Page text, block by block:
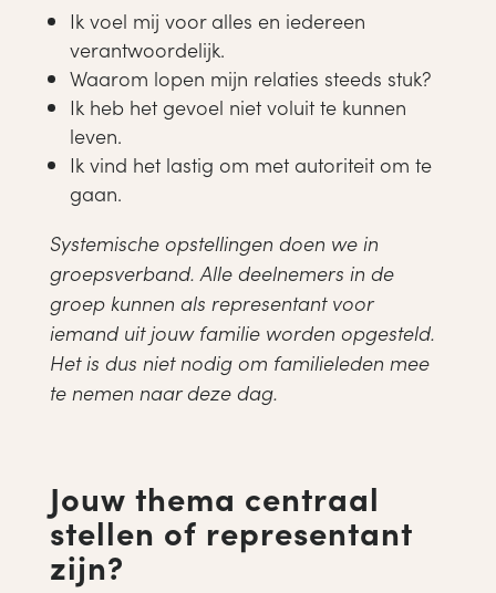
Ik voel mij voor alles en iedereen
verantwoordelijk.
Waarom lopen mijn relaties steeds stuk?
Ik heb het gevoel niet voluit te kunnen
leven.
Ik vind het lastig om met autoriteit om te
gaan.
Systemische opstellingen doen we in
groepsverband. Alle deelnemers in de
groep kunnen als representant voor
iemand uit jouw familie worden opgesteld.
Het is dus niet nodig om familieleden mee
te nemen naar deze dag.
Jouw thema centraal
stellen of representant
zijn?